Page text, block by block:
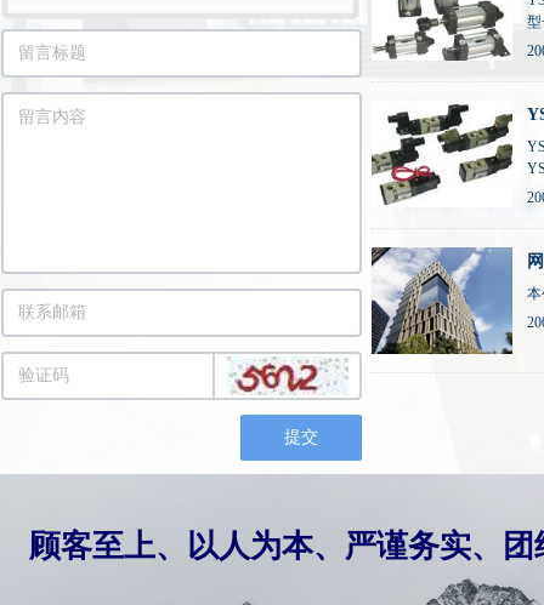
提交
库
顾客至上、以人为本、严谨务实、